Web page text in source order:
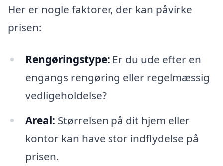
Her er nogle faktorer, der kan påvirke
prisen:
Rengøringstype: Er du ude efter en
engangs rengøring eller regelmæssig
vedligeholdelse?
Areal: Størrelsen på dit hjem eller
kontor kan have stor indflydelse på
prisen.